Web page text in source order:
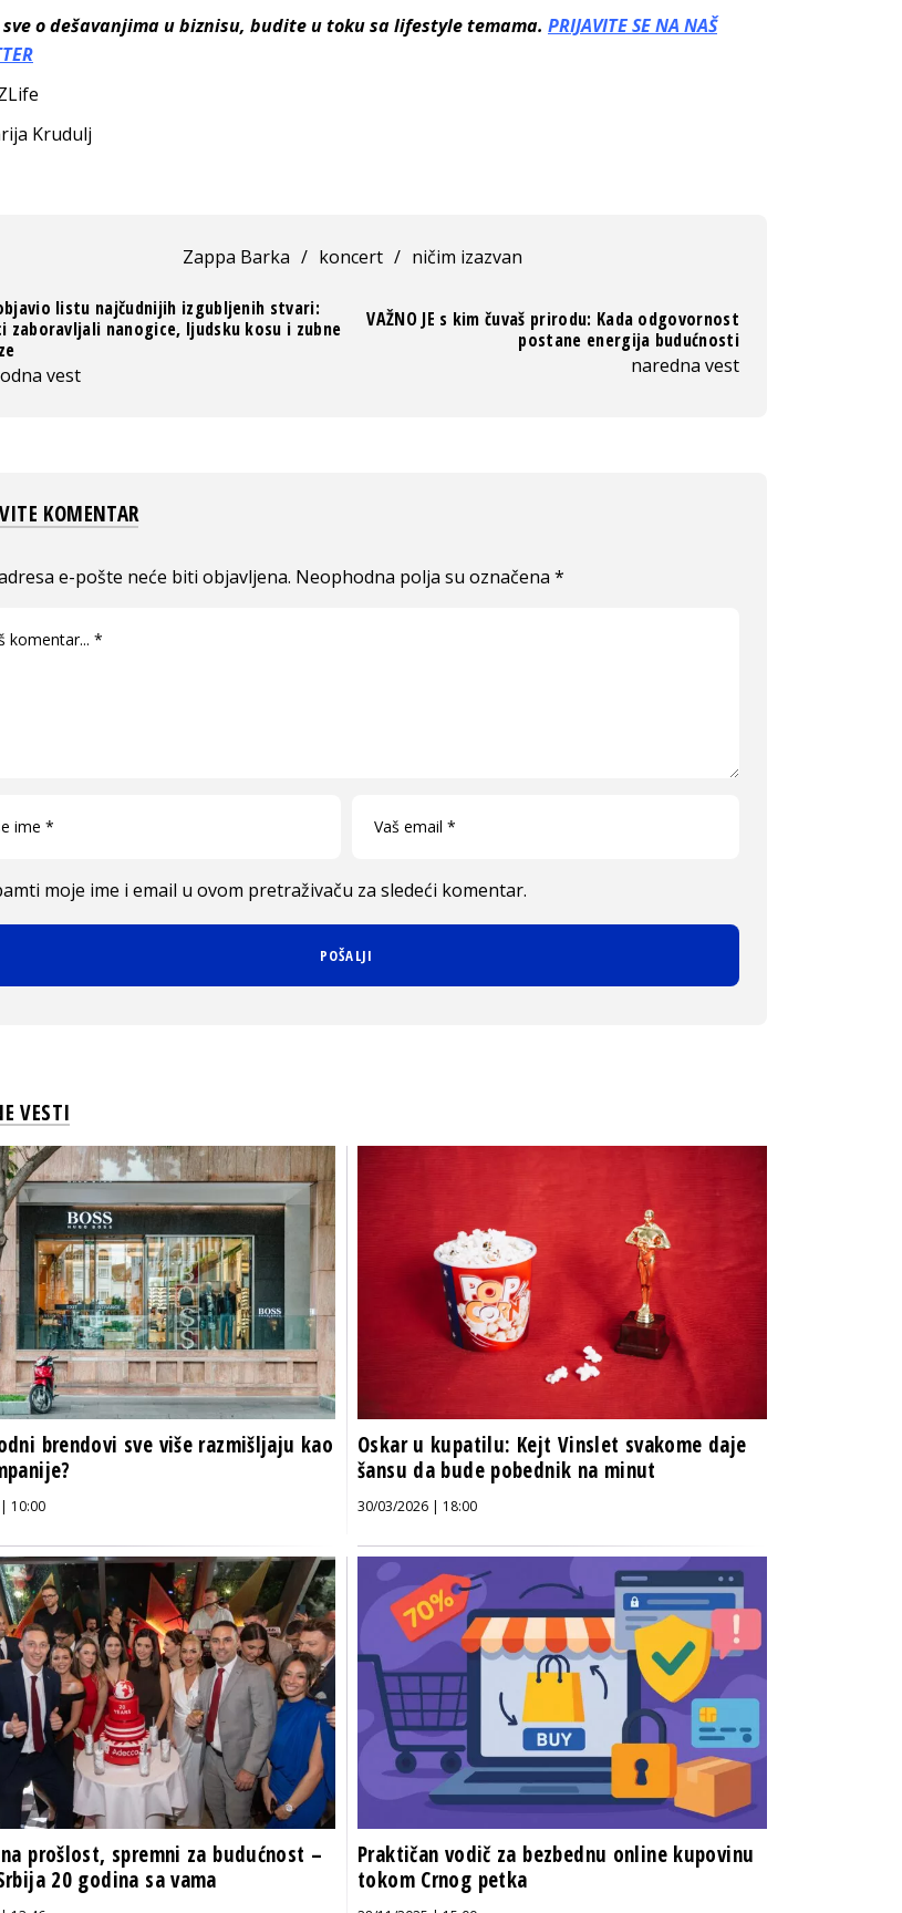
sve o dešavanjima u biznisu, budite u toku sa lifestyle temama. PRIJAVITE SE NA NAŠ
Krudulj
Zappa Barka / koncert / ničim izazvan
listu najčudnijih izgubljenih stvari:
zaboravljali nanogice, ljudsku kosu i zubne
vest
VAŽNO JE s kim čuvaš prirodu: Kada odgovornost
postane energija budućnosti
naredna vest
KOMENTAR
e-pošte neće biti objavljena. Neophodna polja su označena *
moje ime i email u ovom pretraživaču za sledeći komentar.
VESTI
brendovi sve više razmišljaju kao
10:00
Oskar u kupatilu: Kejt Vinslet svakome daje
šansu da bude pobednik na minut
30/03/2026 | 18:00
prošlost, spremni za budućnost –
20 godina sa vama
Praktičan vodič za bezbednu online kupovinu
tokom Crnog petka